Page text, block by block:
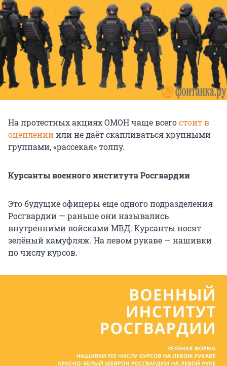
На протестных акциях ОМОН чаще всегостоит в
оцепленииили не даёт скапливаться крупными
группами, «рассекая» толпу.
Курсанты военного института Росгвардии
Это будущие офицеры еще одного подразделения
Росгвардии — раньше они назывались
внутренними войсками МВД. Курсанты носят
зелёный камуфляж. На левом рукаве — нашивки
по числу курсов.